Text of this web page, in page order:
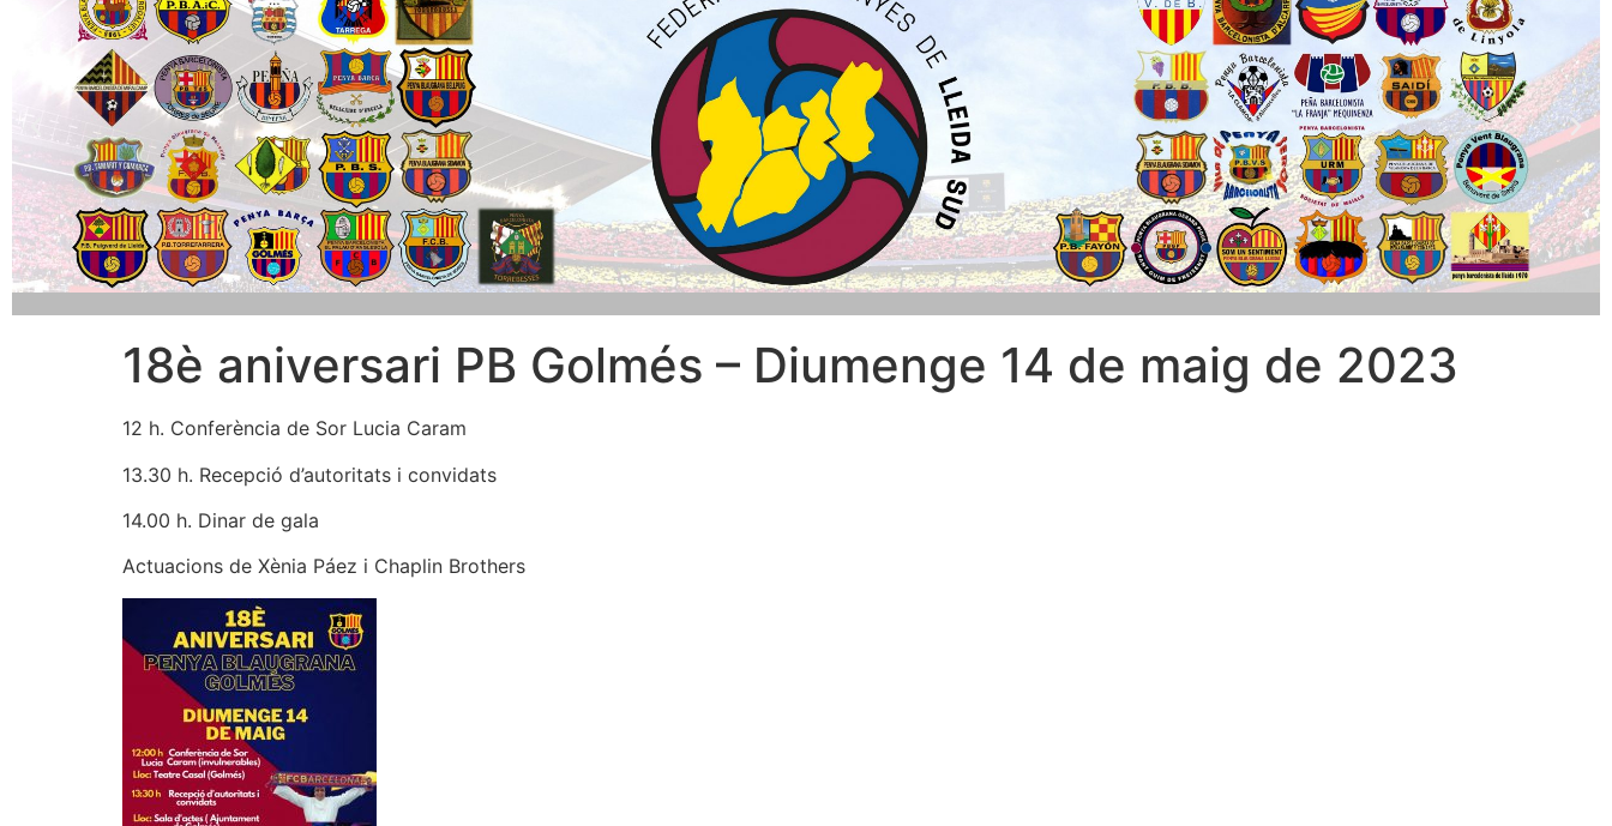
18è aniversari PB Golmés – Diumenge 14 de maig de 2023
12 h. Conferència de Sor Lucia Caram
13.30 h. Recepció d’autoritats i convidats
14.00 h. Dinar de gala
Actuacions de Xènia Páez i Chaplin Brothers